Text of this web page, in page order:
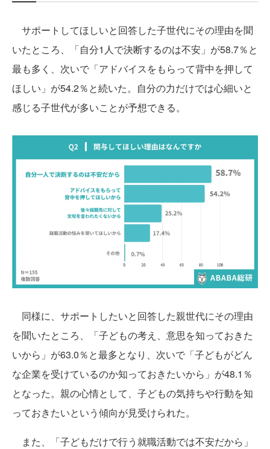
サポートしてほしいと回答した子世代にその理由を聞
いたところ、「自分1人で決断するのは不安」が58.7％と
最も多く、次いで「アドバイスをもらって背中を押して
ほしい」が54.2％と続いた。自分の力だけでは心細いと
感じる子世代が多いことが予想できる。
同様に、サポートしたいと回答した親世代にその理由
を聞いたところ、「子どもの考え、意思を知っておきた
いから」が63.0％と最多となり、次いで「子どもがどん
な企業を受けているのか知っておきたいから」が48.1％
となった。親の心情として、子どもの気持ちや行動を知
っておきたいという傾向が見受けられた。
また、「子どもだけで行う就職活動では不安だから」